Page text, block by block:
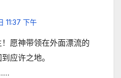
11:37 下午
愿神带领在外面漂流的
应许之地。